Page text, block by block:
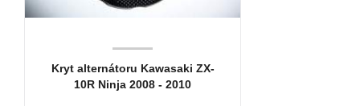
Kryt alternátoru Kawasaki ZX-
10R Ninja 2008 - 2010